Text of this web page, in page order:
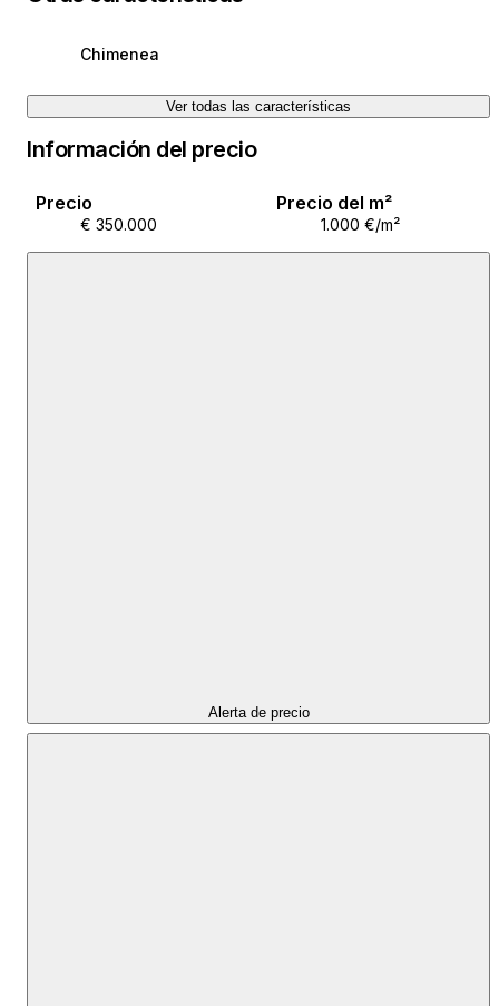
sa strane natkrivene terase nalazi manji aprartman sa
velika natkrivena terasa cca 40m2.
i garaža za dva automobila i šupa pokraj njega.
Centar grada, blizina svih sadržaja.
Chimenea
Ver todas las características
Información del precio
Precio
€ 350.000
Precio del m²
1.000 €/m²
Alerta de precio